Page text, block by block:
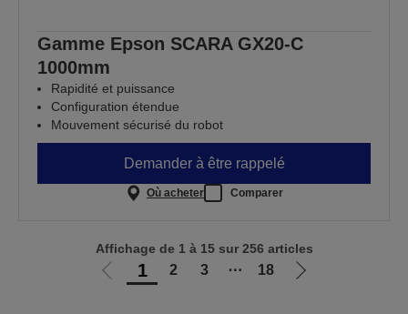
Gamme Epson SCARA GX20-C
1000mm
Rapidité et puissance
Configuration étendue
Mouvement sécurisé du robot
Demander à être rappelé
Où acheter Comparer
Aller1 2 3 ⋯ 18
Aller
Affichage de 1 à 15 sur 256 articles